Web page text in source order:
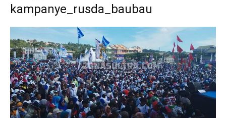
kampanye_rusda_baubau